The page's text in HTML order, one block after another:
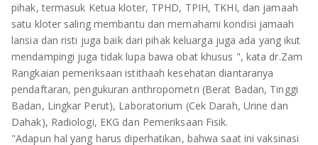
pihak, termasuk Ketua kloter, TPHD, TPIH, TKHI, dan jamaah
satu kloter saling membantu dan memahami kondisi jamaah
lansia dan risti juga baik dari pihak keluarga juga ada yang ikut
mendampingi juga tidak lupa bawa obat khusus ", kata dr.Zam
Rangkaian pemeriksaan istithaah kesehatan diantaranya
pendaftaran, pengukuran anthropometri (Berat Badan, Tinggi
Badan, Lingkar Perut), Laboratorium (Cek Darah, Urine dan
Dahak), Radiologi, EKG dan Pemeriksaan Fisik.
"Adapun hal yang harus diperhatikan, bahwa saat ini vaksinasi